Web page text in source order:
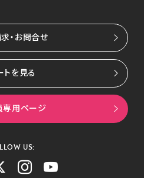
・お問合せ
トを見る
専用ページ
US: